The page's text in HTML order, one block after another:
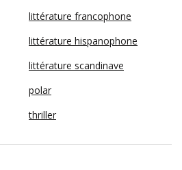
littérature francophone
littérature hispanophone
littérature scandinave
polar
thriller